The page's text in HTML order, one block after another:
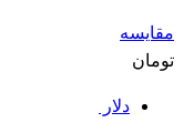
مقایسه
تومان
دلار